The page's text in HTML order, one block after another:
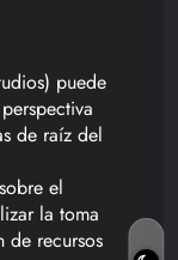
puede
de raíz del
el
la toma
de recursos